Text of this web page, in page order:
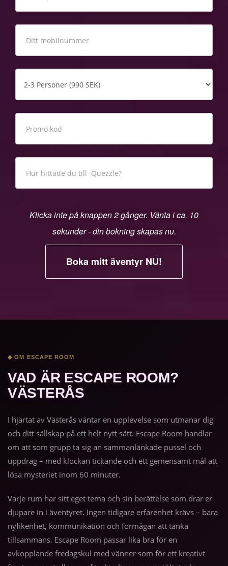
Klicka inte på knappen 2 gånger. Vänta i ca. 10
sekunder - din bokning skapas nu.
◆ OM ESCAPE ROOM
VAD ÄR ESCAPE ROOM?
VÄSTERÅS
I hjärtat av Västerås väntar en upplevelse som utmanar dig
och ditt sällskap på ett helt nytt sätt. Escape Room handlar
om att som grupp ta sig an sammanlänkade pussel och
uppdrag – med klockan tickande och ett gemensamt mål att
lösa mysteriet inom 60 minuter.
Varje rum har sitt eget tema och sin berättelse som drar er
djupare in i äventyret. Ingen tidigare erfarenhet krävs – bara
nyfikenhet, kommunikation och förmågan att tänka
tillsammans. Escape Room passar lika bra för en
avkopplande fredagskul med vänner som för ett kreativt